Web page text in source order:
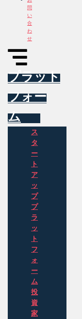
問
い
合
わ
せ
プラット
フォー
ム
ス
タ
ー
ト
ア
ッ
プ
プ
ラ
ッ
ト
フ
ォ
ー
ム
投
資
家